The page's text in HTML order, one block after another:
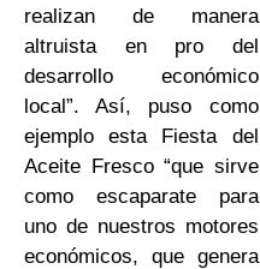
realizan de manera
altruista en pro del
desarrollo económico
local”. Así, puso como
ejemplo esta Fiesta del
Aceite Fresco “que sirve
como escaparate para
uno de nuestros motores
económicos, que genera